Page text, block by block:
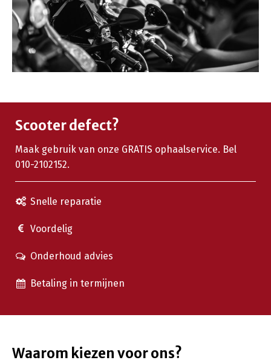
Scooter defect?
Maak gebruik van onze GRATIS ophaalservice. Bel
010-2102152.
Snelle reparatie
Voordelig
Onderhoud advies
Betaling in termijnen
Waarom kiezen voor ons?